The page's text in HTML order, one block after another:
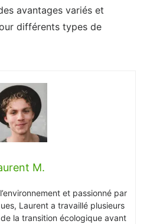
avantages variés et
différents types de
M.
et passionné par
Laurent a travaillé plusieurs
la transition écologique avant